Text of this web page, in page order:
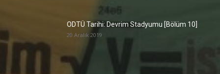
ODTÜ Tarihi: Devrim Stadyumu [Bölüm 10]
20 Aralık 2019